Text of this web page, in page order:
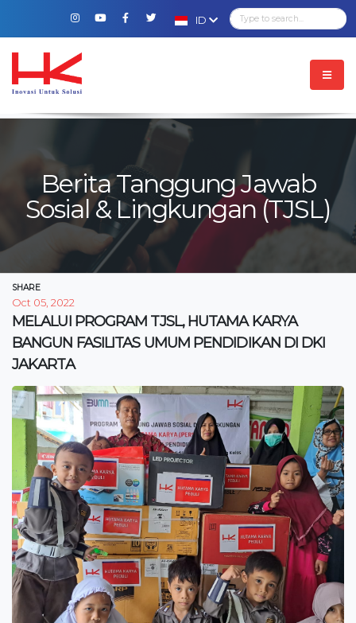
ID
Berita Tanggung Jawab
Sosial & Lingkungan (TJSL)
SHARE
Oct 05, 2022
MELALUI PROGRAM TJSL, HUTAMA KARYA
BANGUN FASILITAS UMUM PENDIDIKAN DI DKI
JAKARTA